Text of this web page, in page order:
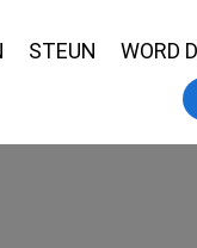
STEUN WORD